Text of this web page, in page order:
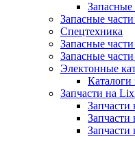
Запасные
Запасные
Спецтехника
Запасные
Запасные
Электонные
Каталоги
Запчасти на